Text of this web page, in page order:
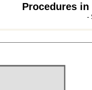
Procedures
-